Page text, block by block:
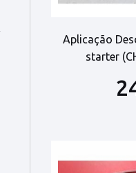
Aplicação
starter